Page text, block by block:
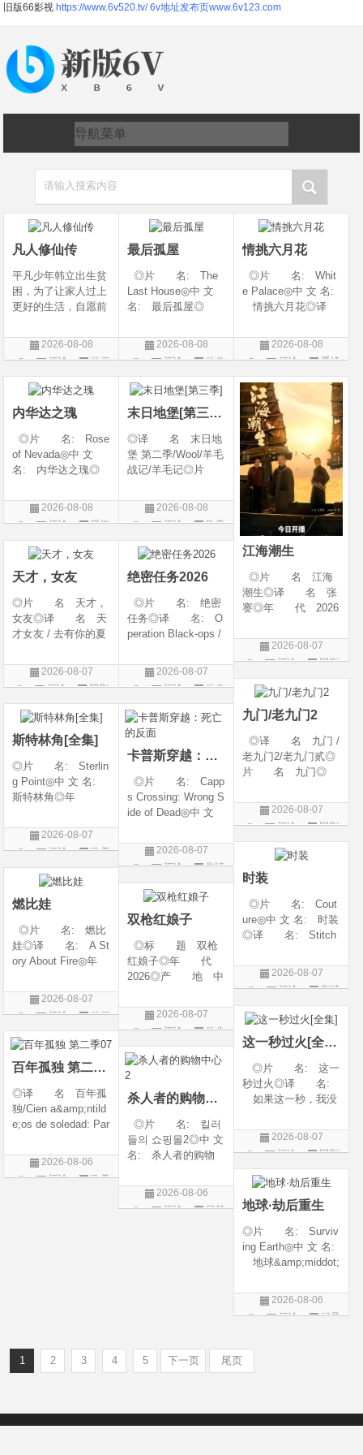
旧版66影视 https://www.6v520.tv/ 6v地址发布页www.6v123.com
请输入搜索内容
凡人修仙传
平凡少年韩立出生贫
困，为了让家人过上
更好的生活，自愿前
核，最终被墨大夫收
入门下。 墨大夫一
养、传授医术，让韩
立对他非常感激，但
随着一同入
2026-08-08
评论
动画
片
最后孤屋
◎片 名: The
Last House◎中 文
名: 最后孤屋◎
Eleven Eight One S
even◎年 代: 2
国 / 法国 / 美国◎
类 别: 动作 /
2026-08-08
评论
动作
片
情挑六月花
◎片 名: Whit
e Palace◎中 文 名:
情挑六月花◎译
道之恋 / 白色宫殿◎
年 代: 1990◎
类 别: 剧情 / 爱
情◎语
2026-08-08
评论
爱情
片
内华达之瑰
◎片 名: Rose
of Nevada◎中 文
名: 内华达之瑰◎
玫瑰 / 英伦转生号
(港) / 谜航(台)◎年
地: 英国◎类
别: 剧情 / 恐
2026-08-08
评论
恐怖
片
末日地堡[第三季]
◎译 名 末日地
堡 第二季/Wool/羊毛
战记/羊毛记◎片
◎年 代 2024◎
产 地 美国◎
幻 / 悬疑◎语
言 英语◎上映日
2026-08-08
评论
欧美
剧
江海潮生
◎片 名 江海
潮生◎译 名 张
謇◎年 代 2026
陆◎类 别 传记
/ 历史 / 古装◎语
上映日期 2026-07-
20(中国大陆)◎
2026-08-07
评论
国剧
天才，女友
◎片 名 天才，
女友◎译 名 天
才女友 / 去有你的夏
年 代 2026◎
产 地 中国大陆
爱情◎语 言 汉
语普通话◎上映日期
2026-08-07
评论
国剧
绝密任务2026
◎片 名: 绝密
任务◎译 名: O
peration Black-ops /
&amp;middot;绝密任
务◎年 代: 202
大陆◎类 别:
动作 / 战争 / 犯
2026-08-07
评论
动作
片
九门/老九门2
◎译 名 九门 /
老九门2/老九门贰◎
片 名 九门◎
产 地 中国大陆
◎类 别 剧情 /
言 汉语普通话◎上
映日期 2026-07
2026-08-07
评论
国剧
斯特林角[全集]
◎片 名: Sterlin
g Point◎中 文 名:
斯特林角◎年
地: 美国◎类
别: 剧情◎语
期: 2026-08-05(美
国)◎IMDb评分: 6
2026-08-07
评论
欧美
剧
卡普斯穿越：死亡的反面
◎片 名: Capp
s Crossing: Wrong S
ide of Dead◎中 文
死亡的反面◎年
代: 2026◎产
别: 剧情 / 悬疑 / 惊
悚 / 犯罪◎语
2026-08-07
评论
剧情
片
时装
◎片 名: Cout
ure◎中 文 名: 时装
◎译 名: Stitch
(台)◎年 代: 20
25◎产 地: 法
剧情◎语 言:
法语 /
2026-08-07
评论
剧情
片
燃比娃
◎片 名: 燃比
娃◎译 名: A St
ory About Fire◎年
地: 中国大陆◎
类 别: 动画 / 奇
汉语普通话◎上映
日期: 202
2026-08-07
评论
动画
片
双枪红娘子
◎标 题 双枪
红娘子◎年 代
2026◎产 地 中
剧情 / 动作 / 战争◎
上映日期 2026-08-
链接 https://movie.
douban.com/s
2026-08-07
评论
动作
片
这一秒过火[全集]
◎片 名: 这一
秒过火◎译 名:
如果这一秒，我没
年 代: 2026◎
产 地: 中国大
情 / 爱情◎语 言:
汉语普通话◎上映
2026-08-07
评论
国剧
百年孤独 第二季07
◎译 名 百年孤
独/Cien a&amp;ntild
e;os de soledad: Par
ears of Solitude/One
Hundred Years of So
2026-08-06
评论
欧美
杀人者的购物中心2
◎片 名: 킬러
들의 쇼핑몰2◎中 文
名: 杀人者的购物
A Shop for Killers S
2 / A Shop for Killers
2026-08-06
评论
日韩
地球·劫后重生
◎片 名: Surviv
ing Earth◎中 文 名:
地球&amp;middot;
名: 幸存地球◎
年 代: 2026◎
◎上映
2026-08-06
评论
纪录
1 2 3 4 5 下一页 尾页